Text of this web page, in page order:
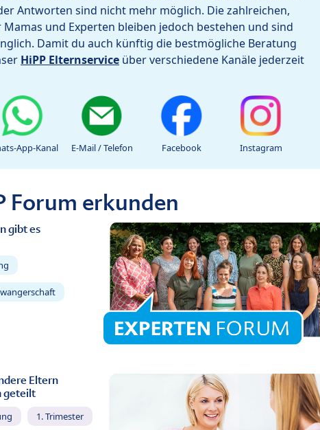
Antworten sind nicht mehr möglich. Die zahlreichen,
und Experten bleiben jedoch bestehen und sind
Damit du auch künftig die bestmögliche Beratung
HiPP Elternservice über verschiedene Kanäle jederzeit
App-Kanal E-Mail / Telefon Facebook Instagram
Forum erkunden
gibt es
Eltern
geteilt
1. Trimester